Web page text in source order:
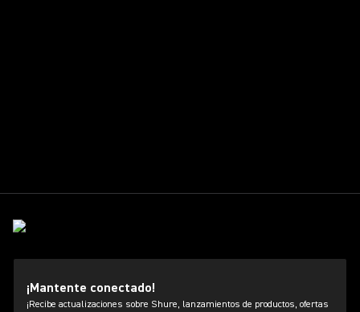
¡Mantente conectado!
¡Recibe actualizaciones sobre Shure, lanzamientos de productos, ofertas